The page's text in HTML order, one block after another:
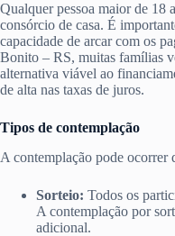
Qualquer pessoa maior de 18
consórcio de casa. É
capacidade de arcar com os
Bonito – RS, muitas famílias
alternativa viável ao
de alta nas taxas de juros.
Tipos de contemplação
A contemplação pode ocorrer
Sorteio: Todos os
A contemplação por
adicional.